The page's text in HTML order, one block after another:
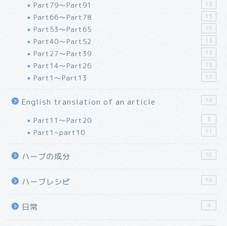
Part79～Part91 13
Part66～Part78 13
Part53～Part65 13
Part40～Part52 13
Part27～Part39 13
Part14～Part26 13
Part1～Part13 13
English translation of an article 14
Part11～Part20 3
Part1~part10 11
ハーブの成分 10
ハーブレシピ 14
日常 4